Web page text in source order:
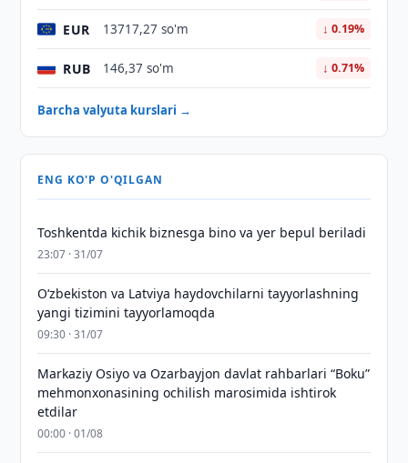
EUR 13717,27 so'm ↓ 0.19%
RUB 146,37 so'm ↓ 0.71%
Barcha valyuta kurslari →
ENG KO'P O'QILGAN
Toshkentda kichik biznesga bino va yer bepul beriladi
23:07 · 31/07
Oʻzbekiston va Latviya haydovchilarni tayyorlashning
yangi tizimini tayyorlamoqda
09:30 · 31/07
Markaziy Osiyo va Ozarbayjon davlat rahbarlari “Boku”
mehmonxonasining ochilish marosimida ishtirok
etdilar
00:00 · 01/08